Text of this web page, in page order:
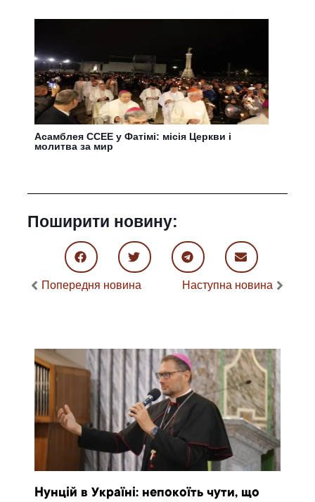
Асамблея CCEE у Фатімі: місія Церкви і
молитва за мир
Поширити новину:
Попередня новина Наступна новина
Нунцій в Україні: непокоїть чути, що